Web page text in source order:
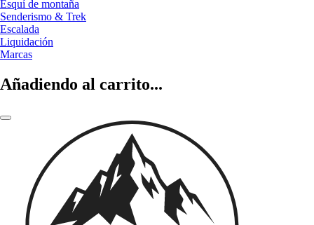
Esquí de montaña
Senderismo & Trek
Escalada
Liquidación
Marcas
Añadiendo al carrito...